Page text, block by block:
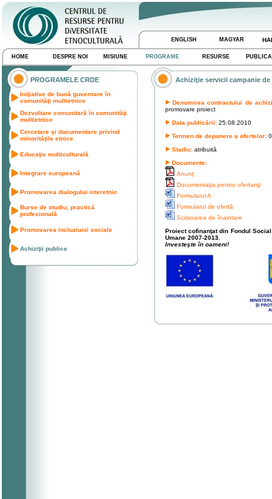
ENGLISH MAGYAR
HOME DESPRE NOI MISIUNE PROGRAME RESURSE
PROGRAMELE CRDE
Iniţiative de bună guvernare în
comunităţi multietnice
Dezvoltare comunitară în comunităţi
multietnice
Cercetare şi documentare privind
minorităţile etnice
Educaţie multiculturală
Integrare europeană
Promovarea dialogului interetnic
Burse de studiu, practică
profesională
Promovarea incluziunii sociale
Achiziţii publice
Achiziţie servicii campanie
Denumirea contractului de
promovare proiect
Data publicării: 25.08.2010
Termen de depunere a ofertelor:
Stadiu: atribuită
Documente:
Anunţ
Documentaţia pentru ofertanţi
Formularul A
Formularul de ofertă
Scrisoarea de înaintare
Proiect cofinanţat din Fondul
Umane 2007-2013.
Investeşte în oameni!